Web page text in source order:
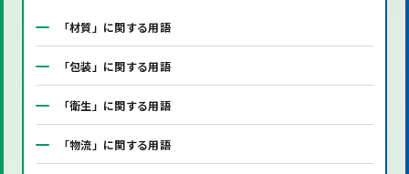
「材質」に関する用語
「包装」に関する用語
「衛生」に関する用語
「物流」に関する用語